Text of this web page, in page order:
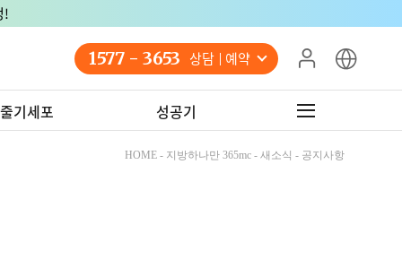
!
1577 - 3653 상담 예약
기세포 성공기
HOME - 지방하나만 365mc - 새소식 - 공지사항